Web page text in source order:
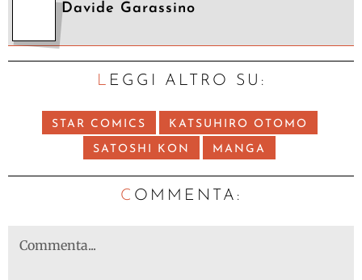
Davide Garassino
LEGGI ALTRO SU:
STAR COMICS KATSUHIRO OTOMO
SATOSHI KON MANGA
C OMMENTA: